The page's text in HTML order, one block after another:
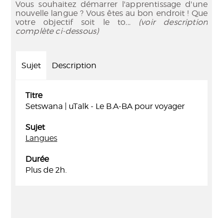
Vous souhaitez démarrer l'apprentissage d'une
nouvelle langue ? Vous êtes au bon endroit ! Que
votre objectif soit le to... (voir description
complète ci-dessous)
Sujet Description
Titre
Setswana | uTalk - Le B.A-BA pour voyager
Sujet
Langues
Durée
Plus de 2h.